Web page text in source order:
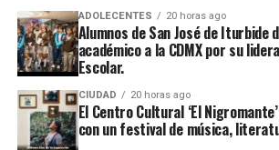
ADOLECENTES 20 horas ago
Alumnos de San José de Iturbide
académico a la CDMX por su
Escolar.
CIUDAD 20 horas ago
El Centro Cultural ‘El
con un festival de música,